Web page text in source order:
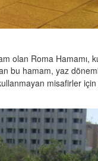
olan Roma Hamamı,
bu hamam, yaz
misafirler